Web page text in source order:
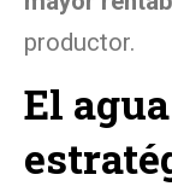
productor.
El